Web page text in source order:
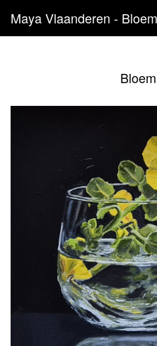
Maya Vlaanderen -